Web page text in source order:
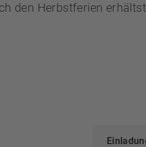
den Herbstferien